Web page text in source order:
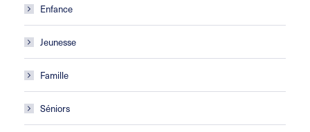
Enfance
Jeunesse
Famille
Séniors